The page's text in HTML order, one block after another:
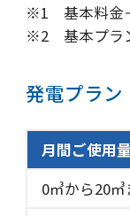
※1 基本料金
※2 基本プラ
発電プラン
月間ご使用量
0㎥から20㎥